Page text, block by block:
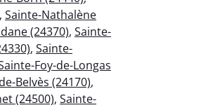
, Sainte-Nathalène
(24370), Sainte-
, Sainte-
Foy-de-Longas
Belvès (24170),
(24500), Sainte-